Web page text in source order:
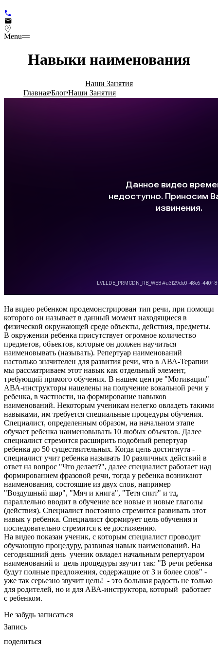
Menu
Навыки наименования
Наши Занятия
ГлавнаяБлогНаши Занятия
На видео ребенком продемонстрирован тип речи, при помощи
которого он называет в данный момент находящиеся в
физической окружающей среде объекты, действия, предметы.
В окружении ребенка присутствует огромное количество
предметов, объектов, которые он должен научиться
наименовывать (называть). Репертуар наименований
настолько значителен для развития речи, что в АВА-Терапии
мы рассматриваем этот навык как отдельный элемент,
требующий прямого обучения. В нашем центре "Мотивация"
АВА-инструкторы нацелены на получение вокальной речи у
ребенка, в частности, на формирование навыков
наименований. Некоторым ученикам нелегко овладеть такими
навыками, им требуется специальные процедуры обучения.
Специалист, определенным образом, на начальном этапе
обучает ребенка наименовывать 10 любых объектов. Далее
специалист стремится расширить подобный репертуар
ребенка до 50 существительных. Когда цель достигнута -
специалист учит ребенка называть 10 различных действий в
ответ на вопрос "Что делает?", далее специалист работает над
формированием фразовой речи, тогда у ребенка возникают
наименования, состоящие из двух слов, например
"Воздушный шар", "Мяч и книга", "Тетя спит" и тд,
параллельно вводит в обучение все новые и новые глаголы
(действия). Специалист постоянно стремится развивать этот
навык у ребенка. Специалист формирует цель обучения и
последовательно стремится к ее достижению.
На видео показан ученик, с которым специалист проводит
обучающую процедуру, развивая навык наименований. На
сегодняшний день ученик овладел начальным репертуаром
наименований и цель процедуры звучит так: "В речи ребенка
будут полные предложения, содержащие от 3 и более слов" -
уже так серьезно звучит цель! - это большая радость не только
для родителей, но и для АВА-инструктора, который работает
с ребенком.
Не забудь записаться
Запись
поделиться